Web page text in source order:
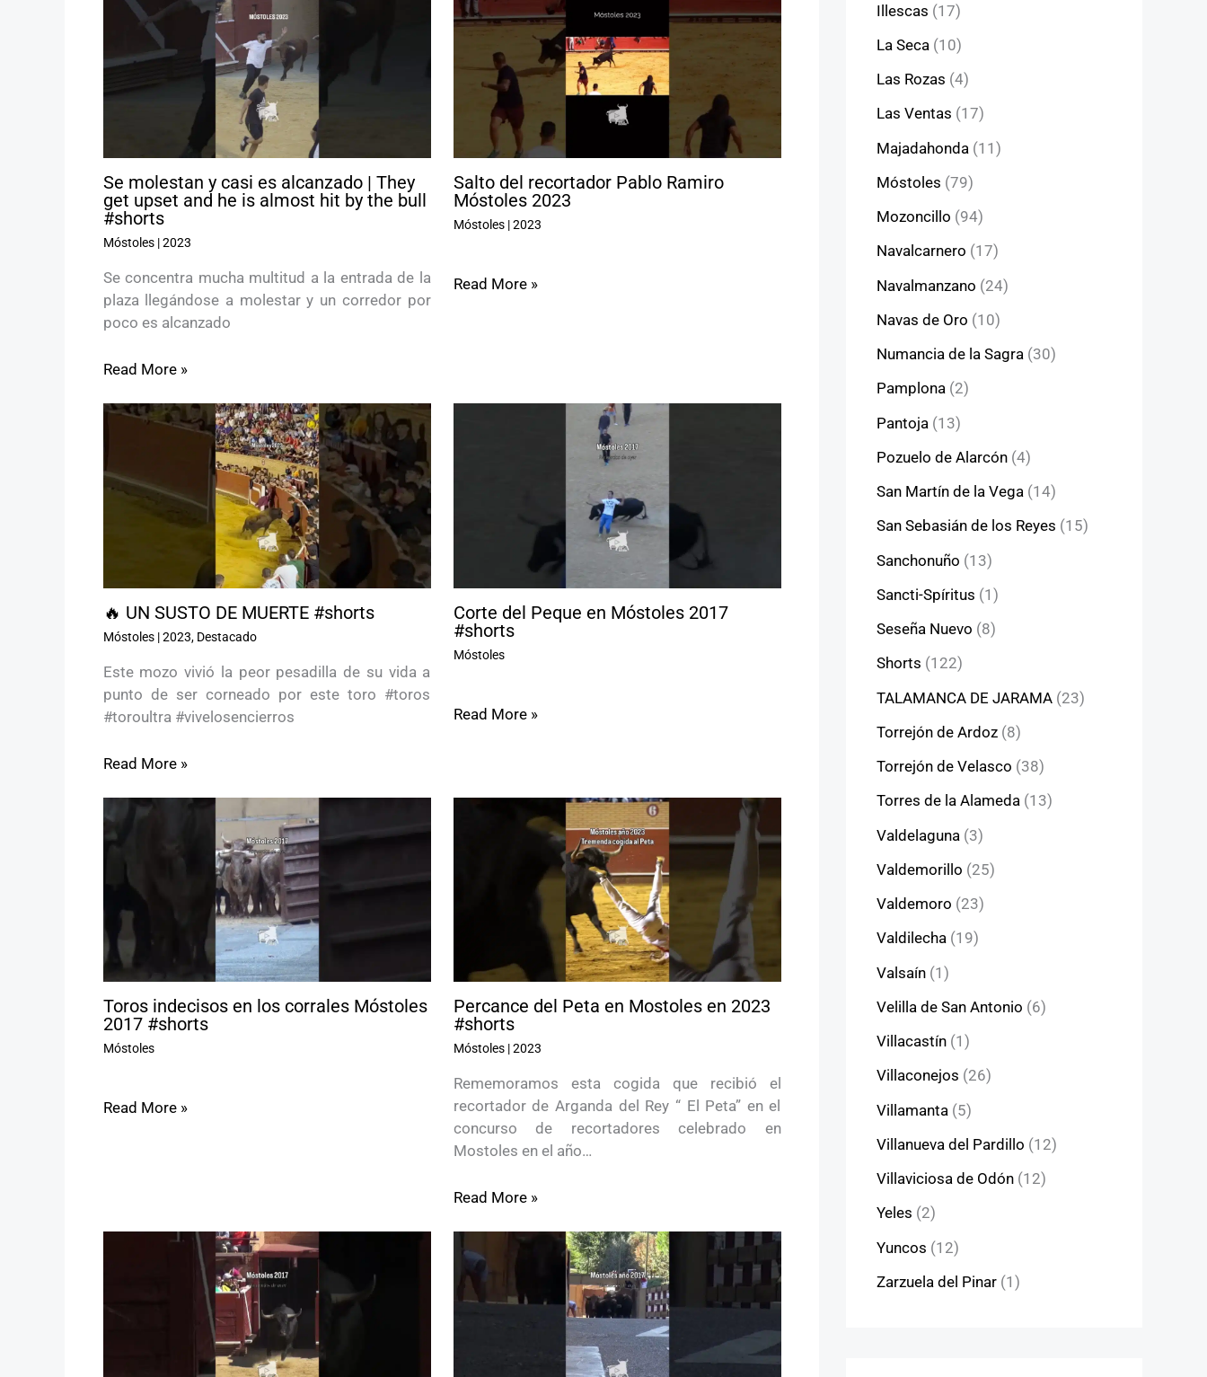
Se molestan y casi es alcanzado | They
get upset and he is almost hit by the bull
#shorts
Móstoles|2023
Se concentra mucha multitud a la entrada de la
plaza llegándose a molestar y un corredor por
poco es alcanzado
Read More »
Salto del recortador Pablo Ramiro
Móstoles 2023
Móstoles|2023
Read More »
🔥 UN SUSTO DE MUERTE #shorts
Móstoles|2023, Destacado
Este mozo vivió la peor pesadilla de su vida a
punto de ser corneado por este toro #toros
#toroultra #vivelosencierros
Read More »
Corte del Peque en Móstoles 2017
#shorts
Móstoles
Read More »
Toros indecisos en los corrales Móstoles
2017 #shorts
Móstoles
Read More »
Percance del Peta en Mostoles en 2023
#shorts
Móstoles|2023
Rememoramos esta cogida que recibió el
recortador de Arganda del Rey “ El Peta” en el
concurso de recortadores celebrado en
Mostoles en el año…
Read More »
Illescas (17)
La Seca (10)
Las Rozas (4)
Las Ventas (17)
Majadahonda (11)
Móstoles (79)
Mozoncillo (94)
Navalcarnero (17)
Navalmanzano (24)
Navas de Oro (10)
Numancia de la Sagra (30)
Pamplona (2)
Pantoja (13)
Pozuelo de Alarcón (4)
San Martín de la Vega (14)
San Sebasián de los Reyes (15)
Sanchonuño (13)
Sancti-Spíritus (1)
Seseña Nuevo (8)
Shorts (122)
TALAMANCA DE JARAMA (23)
Torrejón de Ardoz (8)
Torrejón de Velasco (38)
Torres de la Alameda (13)
Valdelaguna (3)
Valdemorillo (25)
Valdemoro (23)
Valdilecha (19)
Valsaín (1)
Velilla de San Antonio (6)
Villacastín (1)
Villaconejos (26)
Villamanta (5)
Villanueva del Pardillo (12)
Villaviciosa de Odón (12)
Yeles (2)
Yuncos (12)
Zarzuela del Pinar (1)